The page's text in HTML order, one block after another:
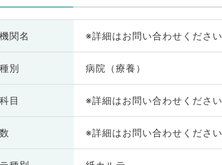
関名 ※詳細はお問い合わせください
別 病院（療養）
目 ※詳細はお問い合わせください
※詳細はお問い合わせください